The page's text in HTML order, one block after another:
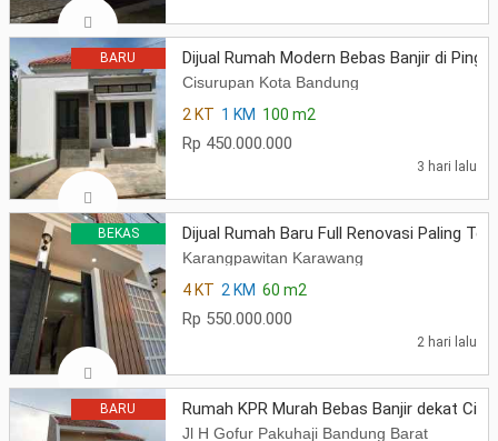
BARU Dijual Rumah Modern Bebas Banjir di
Cisurupan Kota Bandung
2 KT 1 KM 100 m2
Rp 450.000.000
3 hari lalu
BEKAS Dijual Rumah Baru Full Renovasi Paling
Karangpawitan Karawang
4 KT 2 KM 60 m2
Rp 550.000.000
2 hari lalu
BARU Rumah KPR Murah Bebas Banjir dekat
Jl H Gofur Pakuhaji Bandung Barat